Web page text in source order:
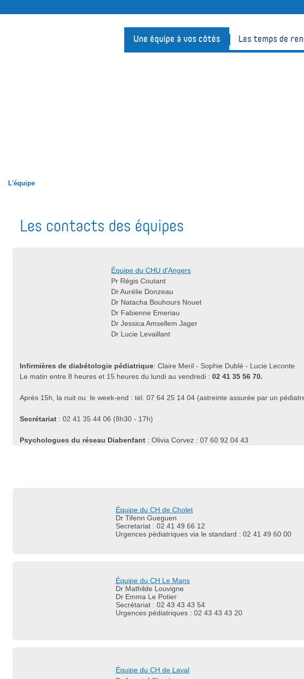
Une équipe à vos côtés Les temps de
L'équipe
Les contacts des équipes
Équipe du CHU d'Angers
Pr Régis Coutant
Dr Aurélie Donzeau
Dr Natacha Bouhours Nouet
Dr Fabienne Emeriau
Dr Jessica Amsellem Jager
Dr Lucie Levaillant
Infirmières de diabétologie pédiatrique: Claire Meril - Sophie Dublé - Lucie Leconte
Le matin entre 8 heures et 15 heures du lundi au vendredi : 02 41 35 56 70.
Après 15h, la nuit ou le week-end : tél. 07 64 25 14 04 (astreinte assurée par un
Secrétariat : 02 41 35 44 06 (8h30 - 17h)
Psychologues du réseau Diabenfant : Olivia Corvez : 07 60 92 04 43
Équipe du CH de Cholet
Dr Tifenn Gueguen
Secretariat : 02 41 49 66 12
Urgences pédiatriques via le standard : 02 41 49 60 00
Équipe du CH Le Mans
Dr Mathilde Louvigne
Dr Emma Le Potier
Secrétariat : 02 43 43 43 54
Urgences pédiatriques : 02 43 43 43 20
Équipe du CH de Laval